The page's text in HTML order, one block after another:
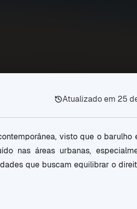
Atualizado em 25
visto que o barulho
nas áreas urbanas,
que buscam equilibrar o